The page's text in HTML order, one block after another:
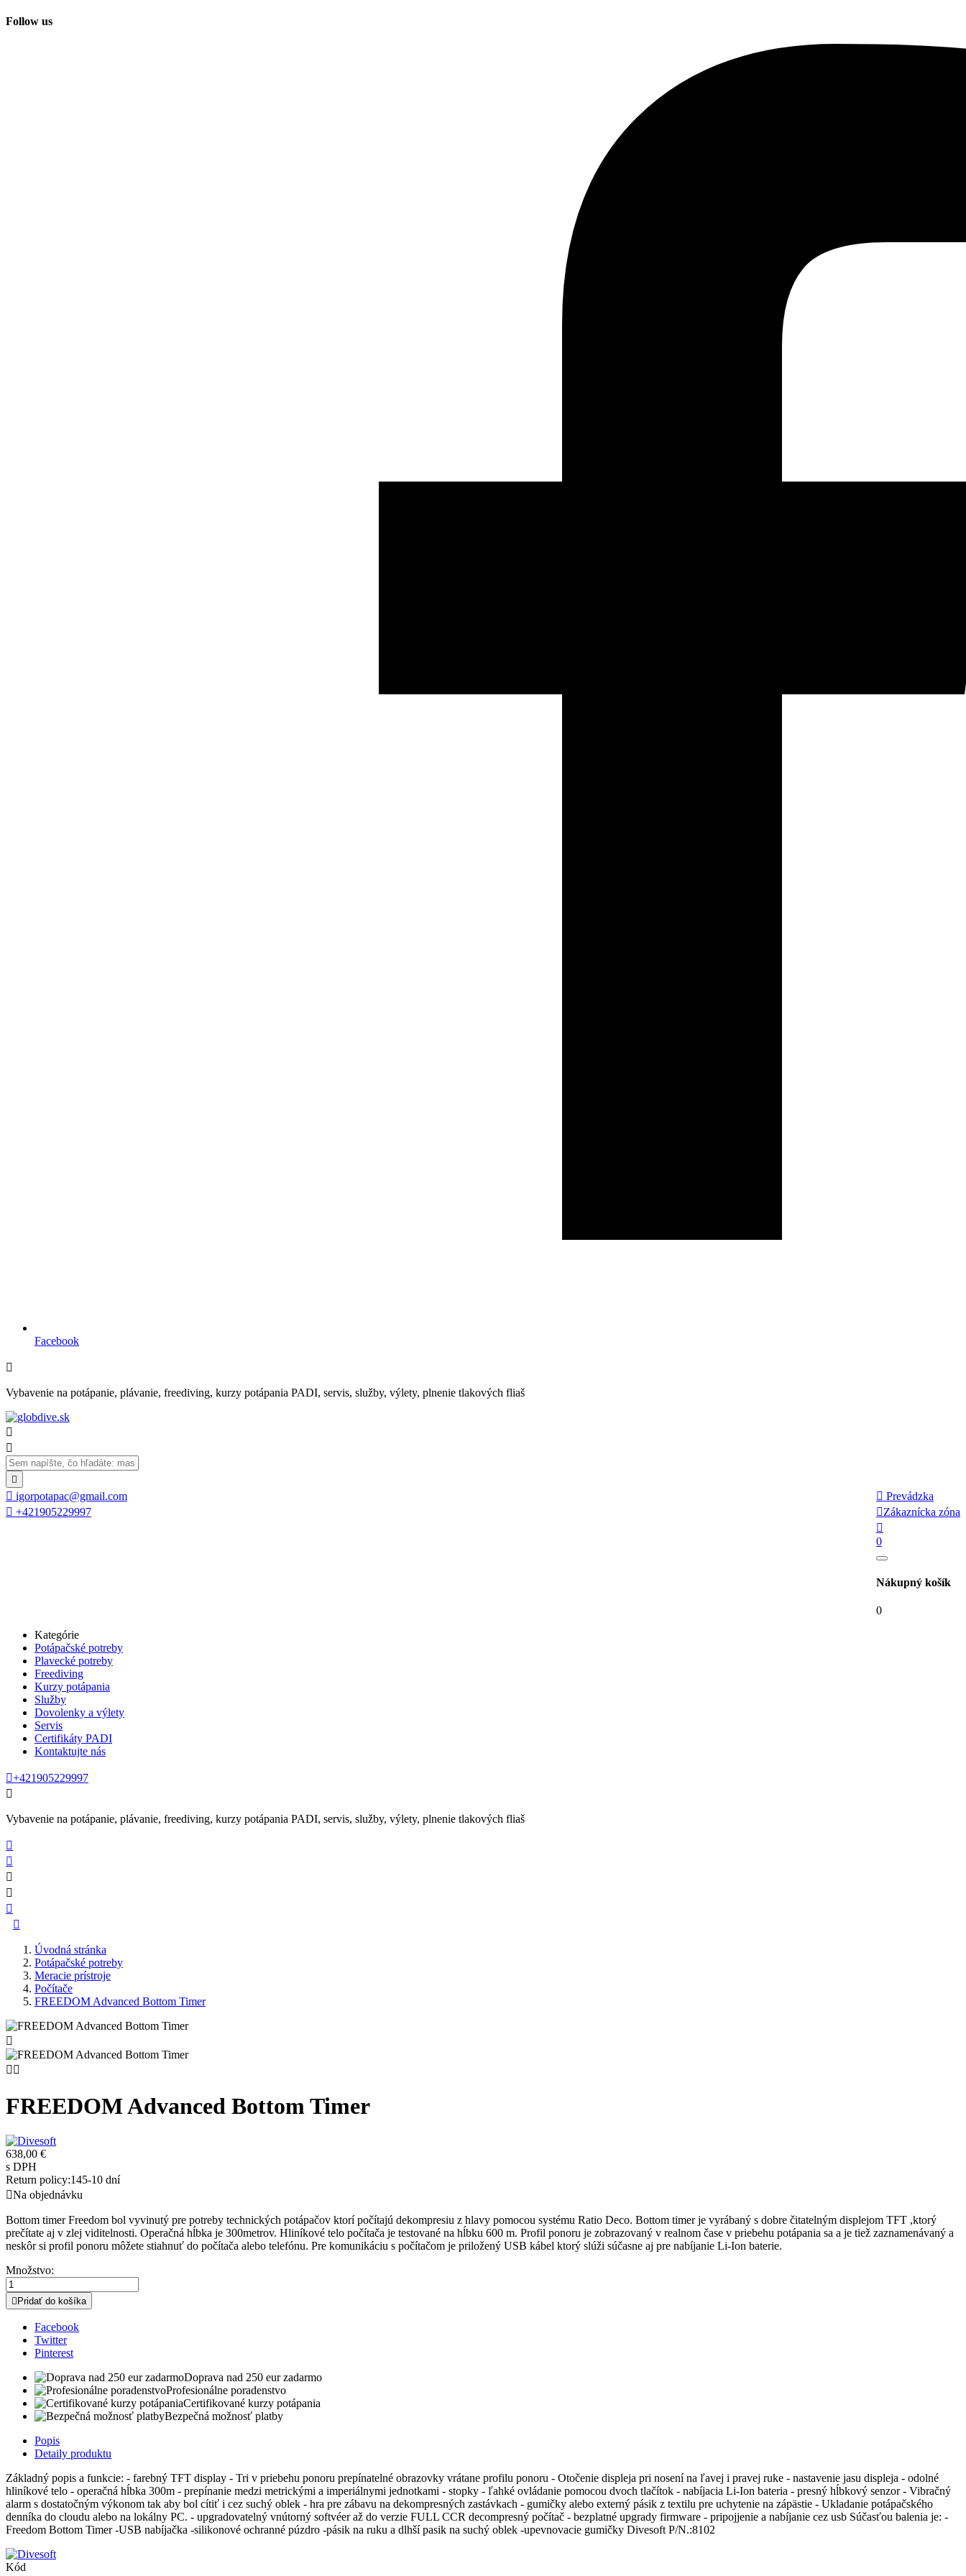
Follow us
Facebook

Vybavenie na potápanie, plávanie, freediving, kurzy potápania PADI, servis, služby, výlety, plnenie tlakových fliaš



 igorpotapac@gmail.com
 +421905229997
 Prevádzka
Zákaznícka zóna

0
Nákupný košík
0
Kategórie
Potápačské potreby
Plavecké potreby
Freediving
Kurzy potápania
Služby
Dovolenky a výlety
Servis
Certifikáty PADI
Kontaktujte nás
+421905229997

Vybavenie na potápanie, plávanie, freediving, kurzy potápania PADI, servis, služby, výlety, plnenie tlakových fliaš






Úvodná stránka
Potápačské potreby
Meracie prístroje
Počítače
FREEDOM Advanced Bottom Timer

 
FREEDOM Advanced Bottom Timer
638,00 €
s DPH
Return policy:145-10 dní
Na objednávku
Bottom timer Freedom bol vyvinutý pre potreby technických potápačov ktorí počítajú dekompresiu z hlavy pomocou systému Ratio Deco. Bottom timer je vyrábaný s dobre čitatelným displejom TFT ,ktorý
prečítate aj v zlej viditelnosti. Operačná hĺbka je 300metrov. Hliníkové telo počítača je testované na hĺbku 600 m. Profil ponoru je zobrazovaný v realnom čase v priebehu potápania sa a je tiež zaznamenávaný a
neskôr si profil ponoru môžete stiahnuť do počítača alebo telefónu. Pre komunikáciu s počítačom je priložený USB kábel ktorý slúži súčasne aj pre nabíjanie Li-Ion baterie.
Množstvo:
 Pridať do košíka
Facebook
Twitter
Pinterest
Doprava nad 250 eur zadarmo
Profesionálne poradenstvo
Certifikované kurzy potápania
Bezpečná možnosť platby
Popis
Detaily produktu
Základný popis a funkcie: - farebný TFT display - Tri v priebehu ponoru prepínatelné obrazovky vrátane profilu ponoru - Otočenie displeja pri nosení na ľavej i pravej ruke - nastavenie jasu displeja - odolné
hliníkové telo - operačná hĺbka 300m - prepínanie medzi metrickými a imperiálnymi jednotkami - stopky - ľahké ovládanie pomocou dvoch tlačítok - nabíjacia Li-Ion bateria - presný hĺbkový senzor - Vibračný
alarm s dostatočným výkonom tak aby bol cítiť i cez suchý oblek - hra pre zábavu na dekompresných zastávkach - gumičky alebo externý pásik z textilu pre uchytenie na zápästie - Ukladanie potápačského
denníka do cloudu alebo na lokálny PC. - upgradovatelný vnútorný softvéer až do verzie FULL CCR decompresný počítač - bezplatné upgrady firmware - pripojjenie a nabíjanie cez usb Súčasťou balenia je: -
Freedom Bottom Timer -USB nabíjačka -silikonové ochranné púzdro -pásik na ruku a dlhší pasik na suchý oblek -upevnovacie gumičky Divesoft P/N.:8102
Kód